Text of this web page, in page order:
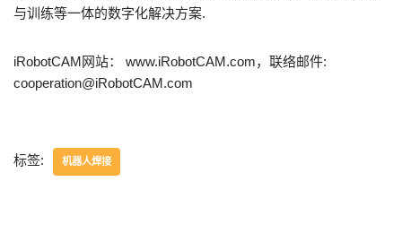
与训练等一体的数字化解决方案.
iRobotCAM网站： www.iRobotCAM.com，联络邮件:
cooperation@iRobotCAM.com
标签: 机器人焊接